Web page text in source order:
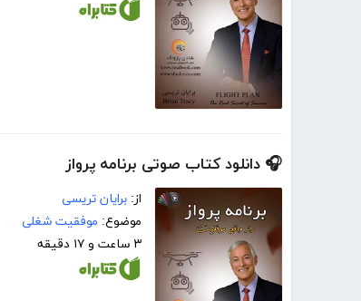
🎧 دانلود کتاب صوتی برنامه پرواز
از: برایان تریسی
موضوع: موفقیت شغلی
۳ ساعت و ۱۷ دقیقه